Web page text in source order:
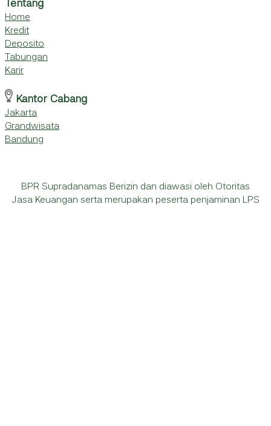
Tentang
Home
Kredit
Deposito
Tabungan
Karir
Kantor Cabang
Jakarta
Grandwisata
Bandung
BPR Supradanamas Berizin dan diawasi oleh Otoritas
Jasa Keuangan serta merupakan peserta penjaminan LPS